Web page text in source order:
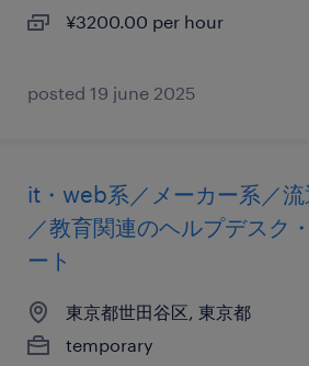
¥3200.00 per hour
posted 19 june 2025
it・web系／メーカー系／
／教育関連のヘルプデスク
ート
東京都世田谷区, 東京都
temporary